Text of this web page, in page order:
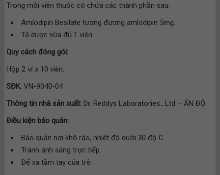
Trong mỗi viên thuốc có chứa các thành phần sau:
Amlodipin Besilate tương đương amlodipin 5mg.
Tá dược vừa đủ 1 viên.
Quy cách đóng gói:
Hộp 2 vỉ x 10 viên.
SĐK: VN-9040-04
Thông tin nhà sản xuất: Dr. Reddys Laboratories., Ltd – ẤN ĐỘ
Điều kiện bảo quản:
Bảo quản nơi khô ráo, nhiệt độ dưới 30 độ C.
Tránh ánh sáng trực tiếp.
Để xa tầm tay của trẻ.